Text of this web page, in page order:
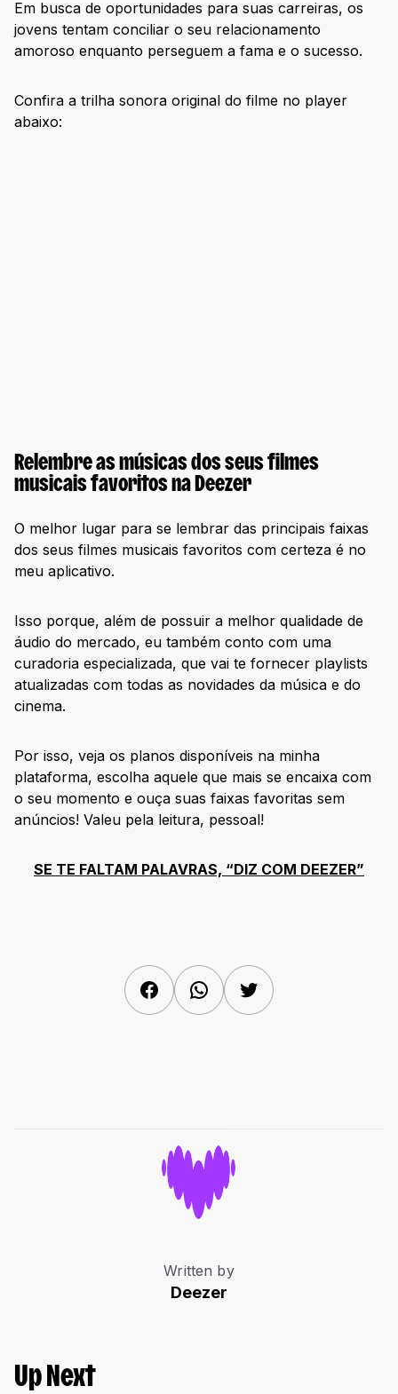
Em busca de oportunidades para suas carreiras, os
jovens tentam conciliar o seu relacionamento
amoroso enquanto perseguem a fama e o sucesso.
Confira a trilha sonora original do filme no player
abaixo:
Relembre as músicas dos seus filmes
musicais favoritos na Deezer
O melhor lugar para se lembrar das principais faixas
dos seus filmes musicais favoritos com certeza é no
meu aplicativo.
Isso porque, além de possuir a melhor qualidade de
áudio do mercado, eu também conto com uma
curadoria especializada, que vai te fornecer playlists
atualizadas com todas as novidades da música e do
cinema.
Por isso, veja os planos disponíveis na minha
plataforma, escolha aquele que mais se encaixa com
o seu momento e ouça suas faixas favoritas sem
anúncios! Valeu pela leitura, pessoal!
SE TE FALTAM PALAVRAS, “DIZ COM DEEZER”
FacebookWhatsAppTwitter
Written by
Deezer
Up Next